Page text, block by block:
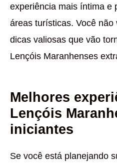
experiência mais íntima e
áreas turísticas. Você
dicas valiosas que vão
Lençóis Maranhenses
Melhores
Lençóis
iniciantes
Se você está planejando